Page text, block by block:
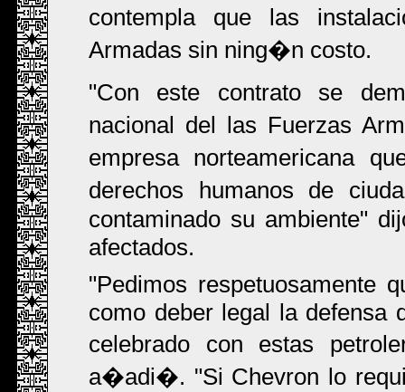
contempla que las
Armadas sin ning�n costo.
"Con este contrato se
nacional del las Fuerzas
empresa norteamericana
derechos humanos de
contaminado su ambiente"
afectados.
"Pedimos respetuosamente
como deber legal la defensa
celebrado con estas
a�adi�. "Si Chevron lo